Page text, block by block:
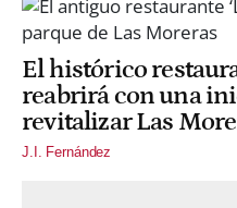
El histórico
reabrirá con una
revitalizar Las
J.I. Fernández